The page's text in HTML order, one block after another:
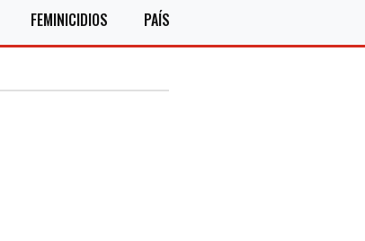
FEMINICIDIOS PAÍS